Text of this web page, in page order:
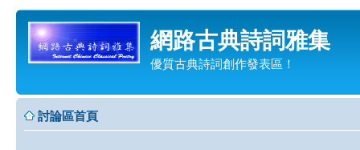
網路古典詩詞雅集
優質古典詩詞創作發表區！
討論區首頁